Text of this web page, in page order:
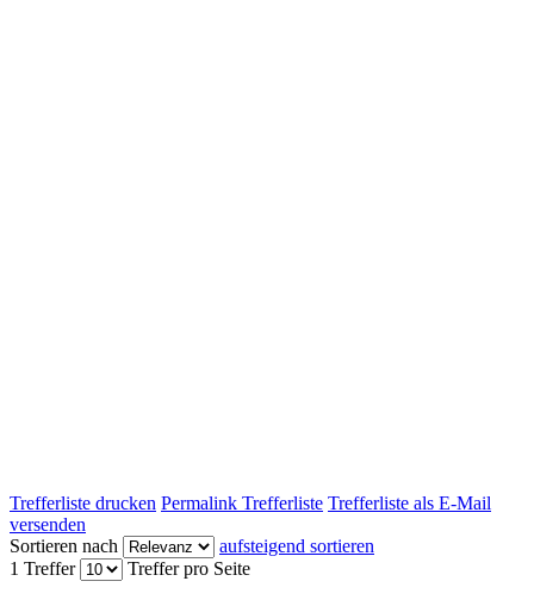
Trefferliste drucken Permalink Trefferliste Trefferliste als E-Mail
versenden
Sortieren nach
aufsteigend sortieren
1 Treffer
Treffer pro Seite